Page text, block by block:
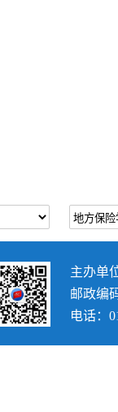
主办单
邮政编
电话：